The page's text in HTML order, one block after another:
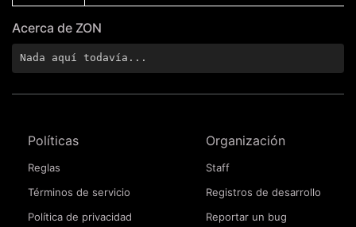
Acerca de ZON
Nada aquí todavía...
Políticas
Reglas
Términos de servicio
Política de privacidad
Organización
Staff
Registros de desarrollo
Reportar un bug